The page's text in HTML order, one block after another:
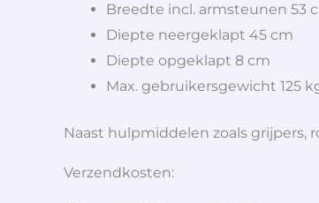
Breedte incl. armsteunen 53
Diepte neergeklapt 45 cm
Diepte opgeklapt 8 cm
Max. gebruikersgewicht 125
Naast hulpmiddelen zoals grijpers,
Verzendkosten: